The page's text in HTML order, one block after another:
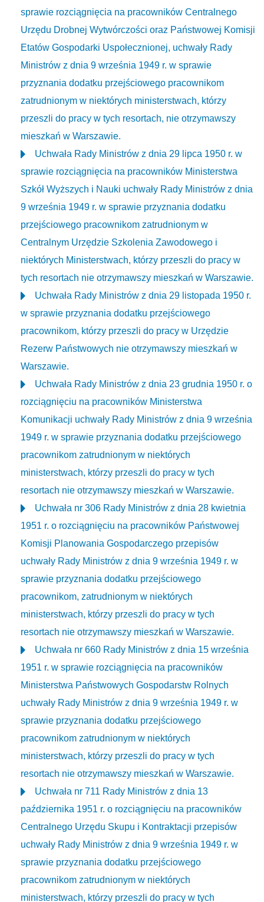
sprawie rozciągnięcia na pracowników Centralnego
Urzędu Drobnej Wytwórczości oraz Państwowej Komisji
Etatów Gospodarki Uspołecznionej, uchwały Rady
Ministrów z dnia 9 września 1949 r. w sprawie
przyznania dodatku przejściowego pracownikom
zatrudnionym w niektórych ministerstwach, którzy
przeszli do pracy w tych resortach, nie otrzymawszy
mieszkań w Warszawie.
Uchwała Rady Ministrów z dnia 29 lipca 1950 r. w
sprawie rozciągnięcia na pracowników Ministerstwa
Szkół Wyższych i Nauki uchwały Rady Ministrów z dnia
9 września 1949 r. w sprawie przyznania dodatku
przejściowego pracownikom zatrudnionym w
Centralnym Urzędzie Szkolenia Zawodowego i
niektórych Ministerstwach, którzy przeszli do pracy w
tych resortach nie otrzymawszy mieszkań w Warszawie.
Uchwała Rady Ministrów z dnia 29 listopada 1950 r.
w sprawie przyznania dodatku przejściowego
pracownikom, którzy przeszli do pracy w Urzędzie
Rezerw Państwowych nie otrzymawszy mieszkań w
Warszawie.
Uchwała Rady Ministrów z dnia 23 grudnia 1950 r. o
rozciągnięciu na pracowników Ministerstwa
Komunikacji uchwały Rady Ministrów z dnia 9 września
1949 r. w sprawie przyznania dodatku przejściowego
pracownikom zatrudnionym w niektórych
ministerstwach, którzy przeszli do pracy w tych
resortach nie otrzymawszy mieszkań w Warszawie.
Uchwała nr 306 Rady Ministrów z dnia 28 kwietnia
1951 r. o rozciągnięciu na pracowników Państwowej
Komisji Planowania Gospodarczego przepisów
uchwały Rady Ministrów z dnia 9 września 1949 r. w
sprawie przyznania dodatku przejściowego
pracownikom, zatrudnionym w niektórych
ministerstwach, którzy przeszli do pracy w tych
resortach nie otrzymawszy mieszkań w Warszawie.
Uchwała nr 660 Rady Ministrów z dnia 15 września
1951 r. w sprawie rozciągnięcia na pracowników
Ministerstwa Państwowych Gospodarstw Rolnych
uchwały Rady Ministrów z dnia 9 września 1949 r. w
sprawie przyznania dodatku przejściowego
pracownikom zatrudnionym w niektórych
ministerstwach, którzy przeszli do pracy w tych
resortach nie otrzymawszy mieszkań w Warszawie.
Uchwała nr 711 Rady Ministrów z dnia 13
października 1951 r. o rozciągnięciu na pracowników
Centralnego Urzędu Skupu i Kontraktacji przepisów
uchwały Rady Ministrów z dnia 9 września 1949 r. w
sprawie przyznania dodatku przejściowego
pracownikom zatrudnionym w niektórych
ministerstwach, którzy przeszli do pracy w tych